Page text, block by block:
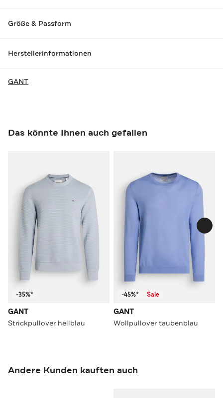
Größe & Passform
Herstellerinformationen
GANT
Das könnte Ihnen auch gefallen
-35%*
GANT
Strickpullover hellblau
-45%* Sale
GANT
Wollpullover taubenblau
Andere Kunden kauften auch